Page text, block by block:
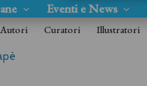
Eventi e News
Autori Curatori Illustratori